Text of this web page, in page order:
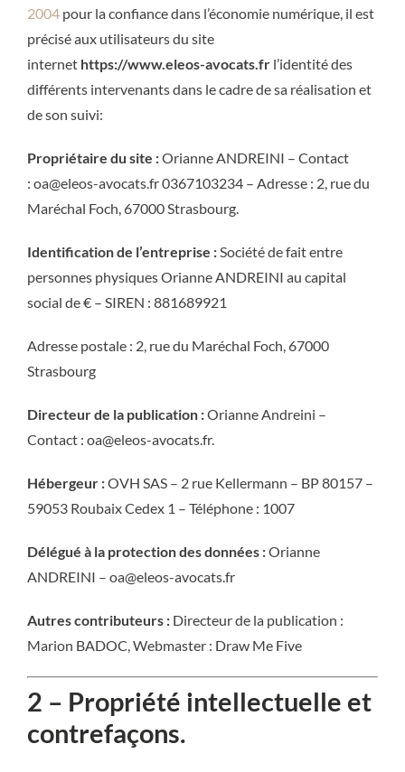
2004pour la confiance dans l’économie numérique, il est
précisé aux utilisateurs du site
internet https://www.eleos-avocats.frl’identité des
différents intervenants dans le cadre de sa réalisation et
de son suivi:
Propriétaire du site :Orianne ANDREINI – Contact
: oa@eleos-avocats.fr0367103234– Adresse : 2, rue du
Maréchal Foch, 67000 Strasbourg.
Identification de l’entreprise :Société de fait entre
personnes physiquesOrianne ANDREINI au capital
social de € – SIREN : 881689921
Adresse postale : 2, rue du Maréchal Foch, 67000
Strasbourg
Directeur de la publication :Orianne Andreini –
Contact : oa@eleos-avocats.fr.
Hébergeur :OVH SAS – 2 rue Kellermann – BP 80157 –
59053 Roubaix Cedex 1 – Téléphone : 1007
Délégué à la protection des données :Orianne
ANDREINI – oa@eleos-avocats.fr
Autres contributeurs : Directeur de la publication :
Marion BADOC, Webmaster : Draw Me Five
2 – Propriété intellectuelle et
contrefaçons.